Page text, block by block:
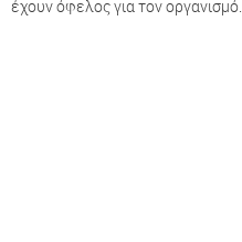
έχουν όφελος για τον οργανισμό.